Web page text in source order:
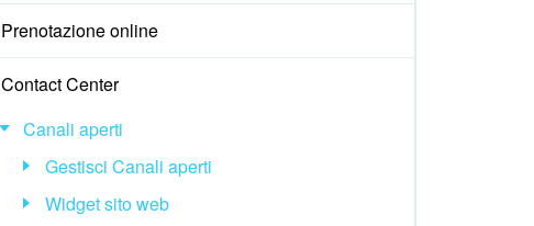
Prenotazione online
Contact Center
Canali aperti
Gestisci Canali aperti
Widget sito web